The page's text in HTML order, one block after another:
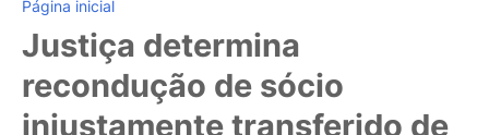
Página inicial
Justiça determina
recondução de sócio
injustamente transferido de